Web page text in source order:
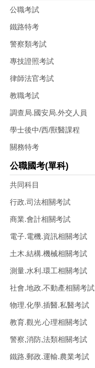
公職考試
鐵路特考
警察類考試
專技證照考試
律師法官考試
教職考試
調查局.國安局.外交人員
學士後中/西/獸醫課程
關務特考
公職國考(單科)
共同科目
行政.司法相關考試
商業.會計相關考試
電子.電機.資訊相關考試
土木.結構.機械相關考試
測量.水利.環工相關考試
社會.地政.不動產相關考試
物理.化學.插醫.私醫考試
教育.觀光.心理相關考試
警察,消防,法類相關考試
鐵路.郵政.運輸.農業考試